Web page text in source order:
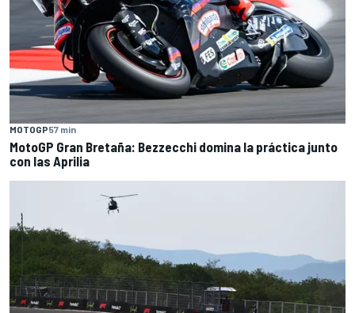
MOTOGP57 min
MotoGP Gran Bretaña: Bezzecchi domina la práctica junto
con las Aprilia